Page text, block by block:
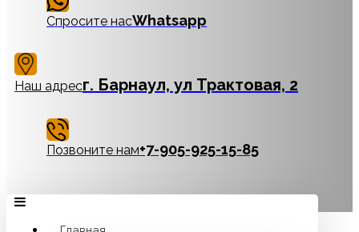
Спросите насWhatsapp
Наш адресг. Барнаул, ул Трактовая, 2
Позвоните нам‪+7-905-925-15-85